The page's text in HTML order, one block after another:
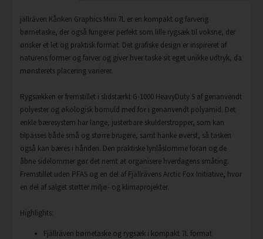
jällräven Kånken Graphics Mini 7L er en kompakt og farverig
børnetaske, der også fungerer perfekt som lille rygsæk til voksne, der
ønsker et let og praktisk format. Det grafiske design er inspireret af
naturens former og farver og giver hver taske sit eget unikke udtryk, da
mønsterets placering varierer.
Rygsækken er fremstillet i slidstærkt G-1000 HeavyDuty S af genanvendt
polyester og økologisk bomuld med for i genanvendt polyamid. Det
enkle bæresystem har lange, justerbare skulderstropper, som kan
tilpasses både små og større brugere, samt hanke øverst, så tasken
også kan bæres i hånden. Den praktiske lynlåslomme foran og de
åbne sidelommer gør det nemt at organisere hverdagens småting.
Fremstillet uden PFAS og en del af Fjällrävens Arctic Fox Initiative, hvor
en del af salget støtter miljø- og klimaprojekter.
Highlights:
Fjällräven børnetaske og rygsæk i kompakt 7L format